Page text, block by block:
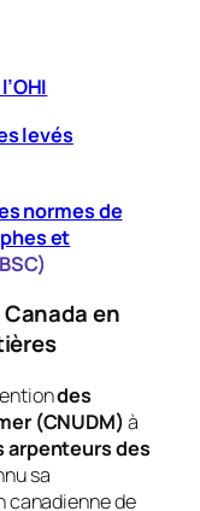
levés
normes de
et
en
des
(CNUDM) à
arpenteurs des
sa
canadienne de